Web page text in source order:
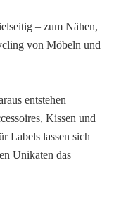
– zum Nähen,
von Möbeln und
entstehen
Kissen und
Labels lassen sich
Unikaten das